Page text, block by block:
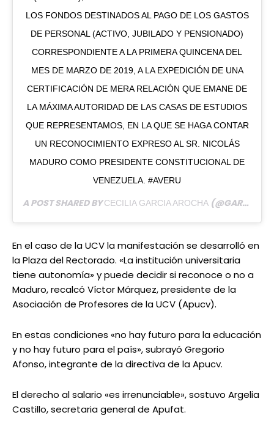
LOS FONDOS DESTINADOS AL PAGO DE LOS GASTOS
DE PERSONAL (ACTIVO, JUBILADO Y PENSIONADO)
CORRESPONDIENTE A LA PRIMERA QUINCENA DEL
MES DE MARZO DE 2019, A LA EXPEDICIÓN DE UNA
CERTIFICACIÓN DE MERA RELACIÓN QUE EMANE DE
LA MÁXIMA AUTORIDAD DE LAS CASAS DE ESTUDIOS
QUE REPRESENTAMOS, EN LA QUE SE HAGA CONTAR
UN RECONOCIMIENTO EXPRESO AL SR. NICOLÁS
MADURO COMO PRESIDENTE CONSTITUCIONAL DE
VENEZUELA. #AVERU
A POST SHARED BYCECILIA GARCIA AROCHA (@GARCIAAROCHAC) ON
En el caso de la UCV la manifestación se desarrolló en
la Plaza del Rectorado. «La institución universitaria
tiene autonomía» y puede decidir si reconoce o no a
Maduro, recalcó Víctor Márquez, presidente de la
Asociación de Profesores de la UCV (Apucv).
En estas condiciones «no hay futuro para la educación
y no hay futuro para el país», subrayó Gregorio
Afonso, integrante de la directiva de la Apucv.
El derecho al salario «es irrenunciable», sostuvo Argelia
Castillo, secretaria general de Apufat.